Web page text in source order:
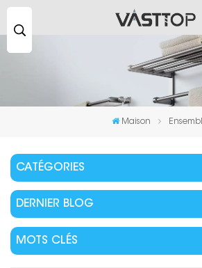
Maison
CATÉGORIES
DERNIER BLOG
MOTS CLÉS